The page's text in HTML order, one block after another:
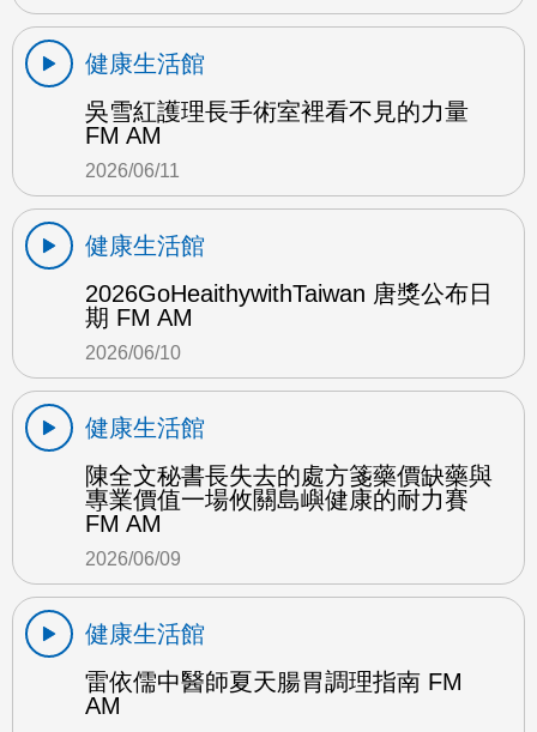
健康生活館
吳雪紅護理長手術室裡看不見的力量
FM AM
2026/06/11
健康生活館
2026GoHeaithywithTaiwan 唐獎公布日
期 FM AM
2026/06/10
健康生活館
陳全文秘書長失去的處方箋藥價缺藥與
專業價值一場攸關島嶼健康的耐力賽
FM AM
2026/06/09
健康生活館
雷依儒中醫師夏天腸胃調理指南 FM
AM